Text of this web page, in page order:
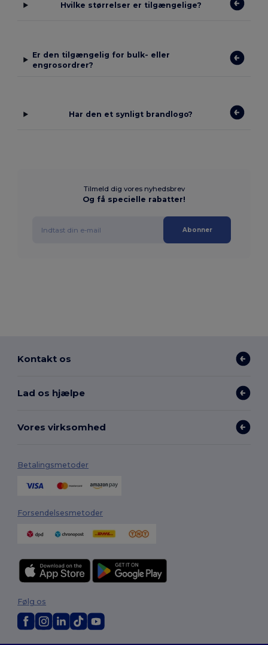
Hvilke størrelser er tilgængelige?
Er den tilgængelig for bulk- eller
engrosordrer?
Har den et synligt brandlogo?
Tilmeld dig vores nyhedsbrev
Og få specielle rabatter!
Abonner
Kontakt os
Lad os hjælpe
Vores virksomhed
Betalingsmetoder
Forsendelsesmetoder
Følg os